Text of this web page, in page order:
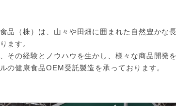
品（株）は、山々や田畑に囲まれた自然豊かな
ます。
その経験とノウハウを生かし、様々な商品開発
の健康食品OEM受託製造を承っております。